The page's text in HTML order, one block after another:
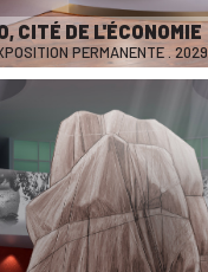
CITÉ DE L'ÉCONOMIE
PERMANENTE . 2029